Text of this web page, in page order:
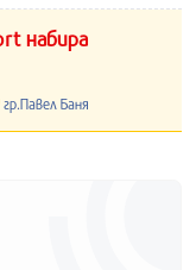
набира
гр.Павел Баня